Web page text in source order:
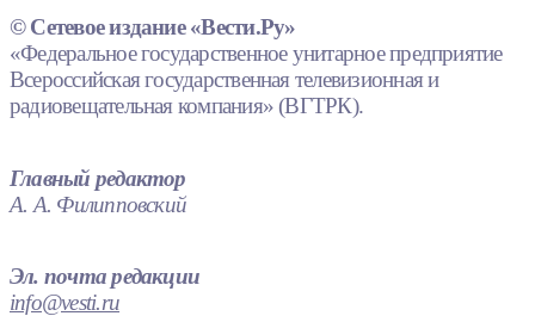
© Сетевое издание «Вести.Ру»
«Федеральное государственное унитарное предприятие
Всероссийская государственная телевизионная и
радиовещательная компания» (ВГТРК).
Главный редактор
А. А. Филипповский
Эл. почта редакции
info@vesti.ru